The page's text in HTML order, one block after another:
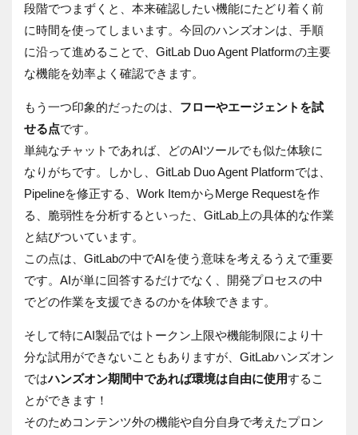
段階でつまずくと、本来確認したい機能にたどり着く前
に時間を使ってしまいます。今回のハンズオンは、手順
に沿って進めることで、GitLab Duo Agent Platformの主要
な機能を効率よく確認できます。
もう一つ印象的だったのは、 フローやエージェントを試
せる点です。
単純なチャットであれば、どのAIツールでも似た体験に
なりがちです。しかし、GitLab Duo Agent Platformでは、
Pipelineを修正する、Work ItemからMerge Requestを作
る、脆弱性を分析するといった、GitLab上の具体的な作業
と結びついています。
こ の点は、GitLabの中でAIを使う意味を考えるうえで重要
です。AIが単に回答するだけでなく、開発プロセスの中
でどの作業を支援できるのかを体験できます。
そして特にAI製品ではトークン上限や機能制限により十
分な試用ができないこともありますが、GitLabハンズオン
ではハンズオン期間中であれば環境は自由に使用するこ
とができます！
そのためコンテンツ外の機能や自分自身で考えたプロン